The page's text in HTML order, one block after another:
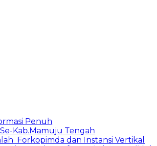
Penuh
Kab.Mamuju Tengah
Forkopimda dan Instansi Vertikal